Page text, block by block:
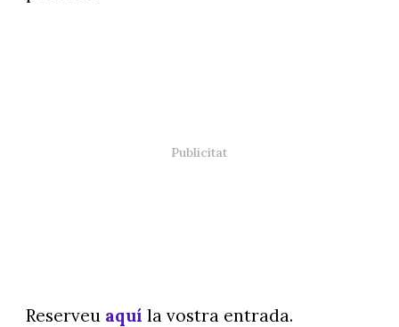
Reserveu aquí la vostra entrada.